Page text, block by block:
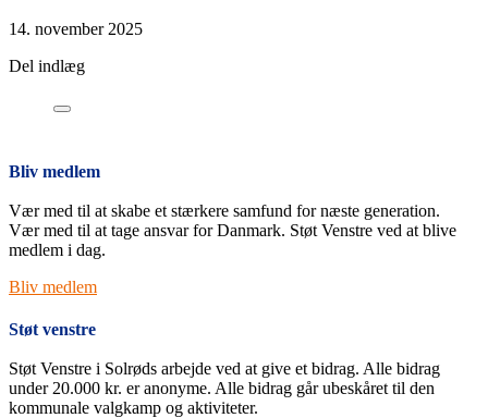
14. november 2025
Del indlæg
Bliv medlem
Vær med til at skabe et stærkere samfund for næste generation.
Vær med til at tage ansvar for Danmark. Støt Venstre ved at blive
medlem i dag.
Bliv medlem
Støt venstre
Støt Venstre i Solrøds arbejde ved at give et bidrag. Alle bidrag
under 20.000 kr. er anonyme. Alle bidrag går ubeskåret til den
kommunale valgkamp og aktiviteter.